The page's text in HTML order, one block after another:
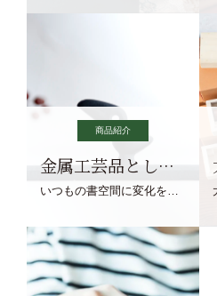
商品紹介
金属工芸品としての文鎮
いつもの書空間に変化を与えてくれる、見ているだけで愉しくなる金属工芸品の文鎮をご紹介します。